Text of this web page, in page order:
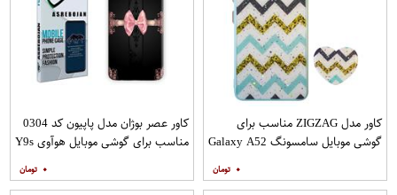
کاور مدل ZIGZAG مناسب برای
گوشی موبایل سامسونگ Galaxy A52
۰
کاور عصر بوژان مدل پاپیون کد 0304
مناسب برای گوشی موبایل هوآوی Y9s
۰